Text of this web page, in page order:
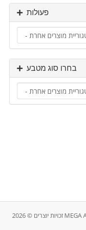
פעולות
בחרו סוג מטבע